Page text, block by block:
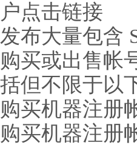
户点击链接
发布大量包含
购买或出售帐
括但不限于以
购买机器注册
购买机器注册